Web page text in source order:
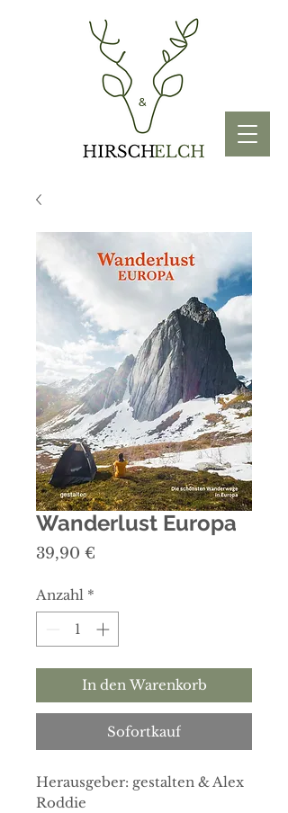
Wanderlust Europa
39,90 €
Anzahl *
In den Warenkorb
Sofortkauf
Herausgeber: gestalten & Alex
Roddie